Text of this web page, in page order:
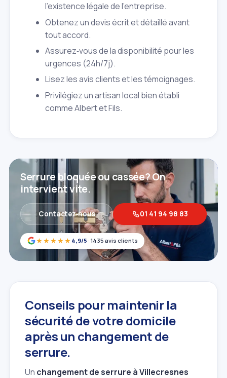
l'existence légale de l'entreprise.
Obtenez un devis écrit et détaillé avant
tout accord.
Assurez‑vous de la disponibilité pour les
urgences (24h/7j).
Lisez les avis clients et les témoignages.
Privilégiez un artisan local bien établi
comme Albert et Fils.
★★★★★ 4,9/5 · 1435 avis clients
Serrure bloquée ou cassée? On
intervient vite.
Contactez‑nous 01 41 94 98 83
Conseils pour maintenir la
sécurité de votre domicile
après un changement de
serrure.
Un changement de serrure à Villecresnes